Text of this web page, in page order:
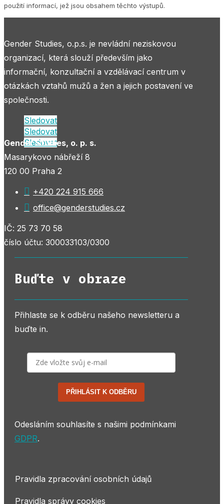
použití informací, jež jsou obsahem těchto výstupů.
Gender Studies, o.p.s. je nevládní neziskovou
organizací, která slouží především jako
informační, konzultační a vzdělávací centrum v
otázkách vztahů mužů a žen a jejich postavení ve
společnosti.
Sledovat
Sledovat
Sledovat
Gender Studies, o. p. s.
Masarykovo nábřeží 8
120 00 Praha 2
 +420 224 915 666
 office@genderstudies.cz
IČ: 25 73 70 58
číslo účtu: 300033103/0300
Buďte v obraze
Přihlaste se k odběru našeho newsletteru a
buďte in.
PŘIHLÁSIT K ODBĚRU
Odesláním souhlasíte s našimi podmínkami
GDPR.
Pravidla zpracování osobních údajů
Pravidla správy cookies